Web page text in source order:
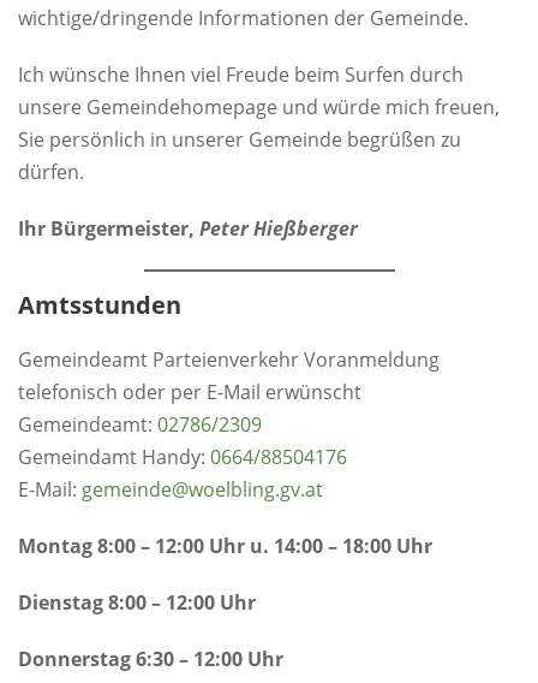
wichtige/dringende Informationen der Gemeinde.
Ich wünsche Ihnen viel Freude beim Surfen durch
unsere Gemeindehomepage und würde mich freuen,
Sie persönlich in unserer Gemeinde begrüßen zu
dürfen.
Ihr Bürgermeister, Peter Hießberger
Amtsstunden
Gemeindeamt Parteienverkehr Voranmeldung
telefonisch oder per E-Mail erwünscht
Gemeindeamt: 02786/2309
Gemeindamt Handy: 0664/88504176
E-Mail: gemeinde@woelbling.gv.at
Montag 8:00 – 12:00 Uhr u. 14:00 – 18:00 Uhr
Dienstag 8:00 – 12:00 Uhr
Donnerstag 6:30 – 12:00 Uhr